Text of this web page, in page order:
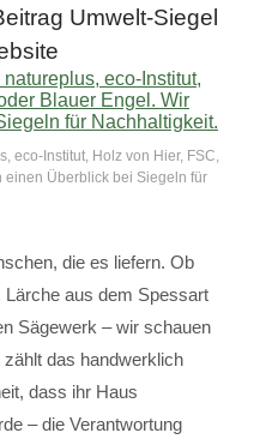
Umwelt-Siegel
eco-Institut, Holz von Hier, FSC,
einen Überblick bei Siegeln für
die es liefern. Ob
aus dem Spessart
Sägewerk – wir schauen
das handwerklich
dass ihr Haus
– die Verantwortung